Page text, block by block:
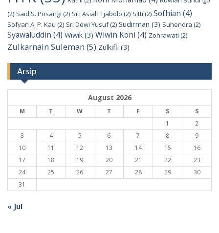
(2) Said S. Posangi (2) Siti Asiah Tjabolo (2) Sitti (2) Sofhian (4)
Sofyan A. P. Kau (2) Sri Dewi Yusuf(2) Sudirman (3) Suhendra (2)
Syawaluddin (4) Wiwik (3) Wiwin Koni (4) Zohrawati (2)
Zulkarnain Suleman(5) Zulkifli (3)
Arsip
August 2026
M T W T F S
S
1
2
3
4 5 6 7 8
9
10
11 12 13 14 15
16
17
18 19 20 21 22
23
24
25 26 27 28 29
30
31
« Jul